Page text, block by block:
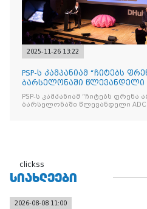
2025-11-26 13:22
PSP-ს კამპანიამ “ჩიტებს
ბარსელონაში წლევანდელი
ჯამში 5 ჯილდო მ
PSP-ს კამპანიამ “ჩიტებს ფრენა
ბარსელონაში წლევანდელი ADCE გრან პრი და ჯამში
clickss
ᲡᲘᲐᲮᲚᲔᲔᲑᲘ
2026-08-08 11:00